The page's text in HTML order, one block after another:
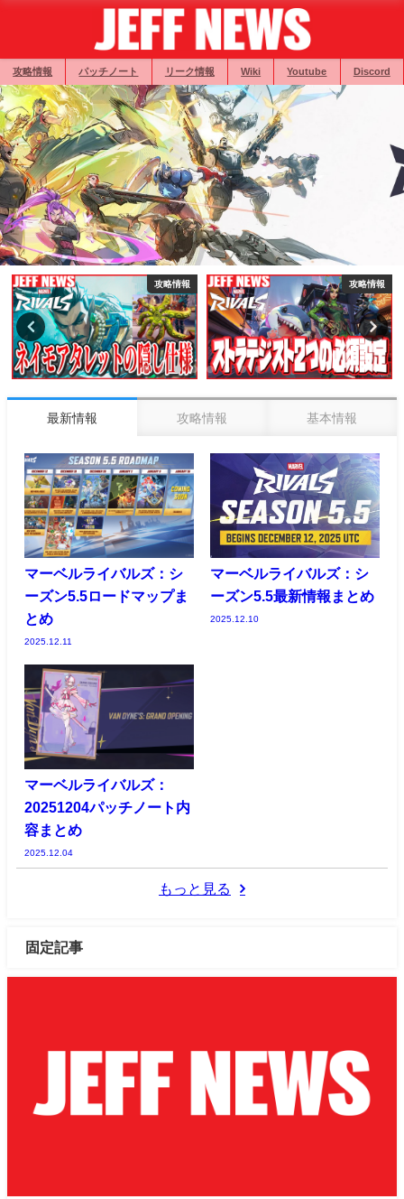
攻略情報 パッチノート リーク情報 Wiki Youtube Discord
攻略情報 攻略情報
最新情報 攻略情報 基本情報
マーベルライバルズ：シ
ーズン5.5ロードマップま
とめ
2025.12.11
マーベルライバルズ：シ
ーズン5.5最新情報まとめ
2025.12.10
マーベルライバルズ：
20251204パッチノート内
容まとめ
2025.12.04
もっと見る
固定記事